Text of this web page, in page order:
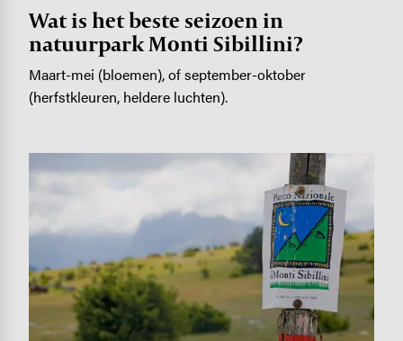
Wat is het beste seizoen in
natuurpark Monti Sibillini?
Maart-mei (bloemen), of september-oktober
(herfstkleuren, heldere luchten).